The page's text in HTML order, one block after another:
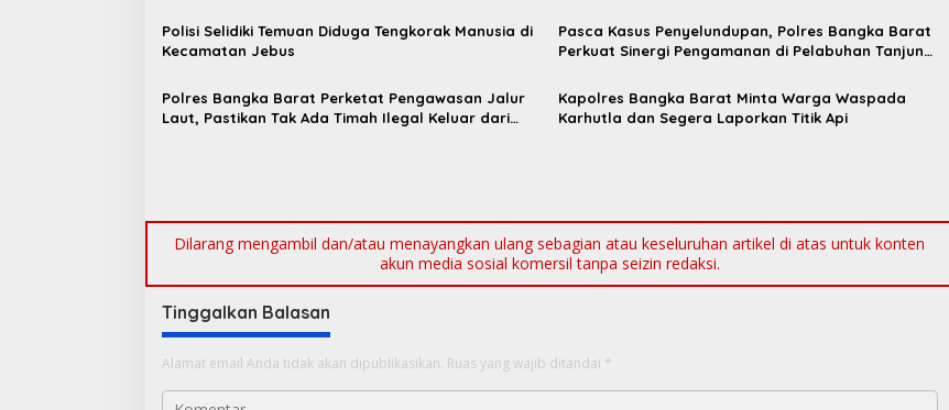
i
o
s
Polisi Selidiki Temuan Diduga Tengkorak Manusia di
Kecamatan Jebus
Pasca Kasus Penyelundupan, Polres Bangka Barat
Perkuat Sinergi Pengamanan di Pelabuhan Tanjung
Polres Bangka Barat Perketat Pengawasan Jalur
Laut, Pastikan Tak Ada Timah Ilegal Keluar dari
Kapolres Bangka Barat Minta Warga Waspada
Karhutla dan Segera Laporkan Titik Api
Dilarang mengambil dan/atau menayangkan ulang sebagian atau keseluruhan artikel di atas untuk konten
akun media sosial komersil tanpa seizin redaksi.
Tinggalkan Balasan
Alamat email Anda tidak akan dipublikasikan. Ruas yang wajib ditandai *